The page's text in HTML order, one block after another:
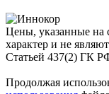
Цены, указанные на
характер и не
Статьей 437(2) ГК
Продолжая